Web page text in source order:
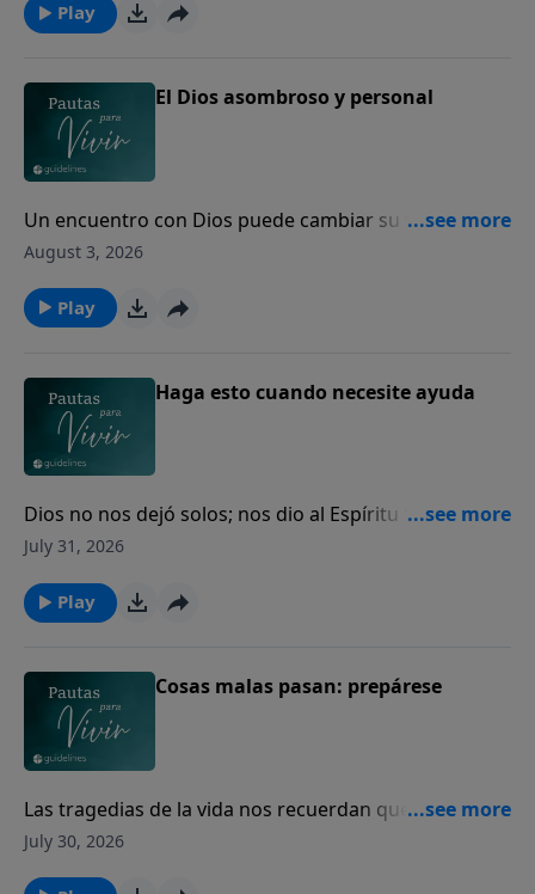
Play
El Dios asombroso y personal
Un encuentro con Dios puede cambiar su vida para
siempre.
August 3, 2026
Play
Haga esto cuando necesite ayuda
Dios no nos dejó solos; nos dio al Espíritu Santo para
guiarnos, fortalecernos y acompañarnos cada día.
July 31, 2026
Play
Cosas malas pasan: prepárese
Las tragedias de la vida nos recuerdan que todos
necesitamos volver nuestro corazón a Dios.
July 30, 2026